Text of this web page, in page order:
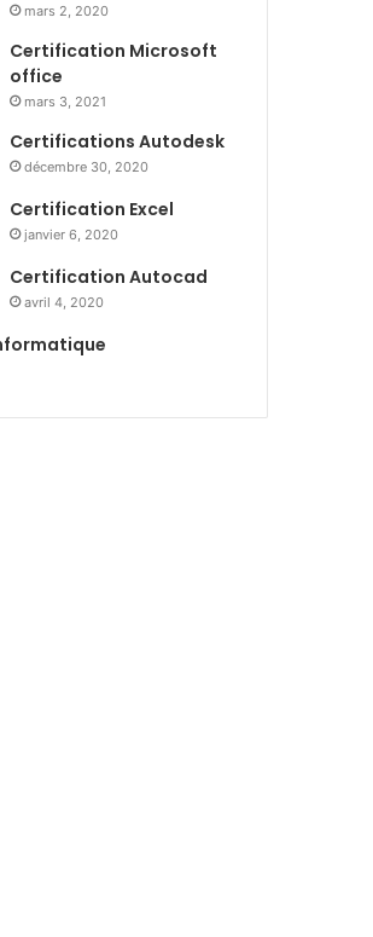
mars 2, 2020
Certification Microsoft
office
mars 3, 2021
Certifications Autodesk
décembre 30, 2020
Certification Excel
janvier 6, 2020
Certification Autocad
avril 4, 2020